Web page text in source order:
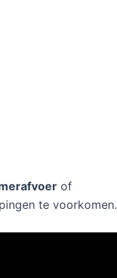
of
te voorkomen.